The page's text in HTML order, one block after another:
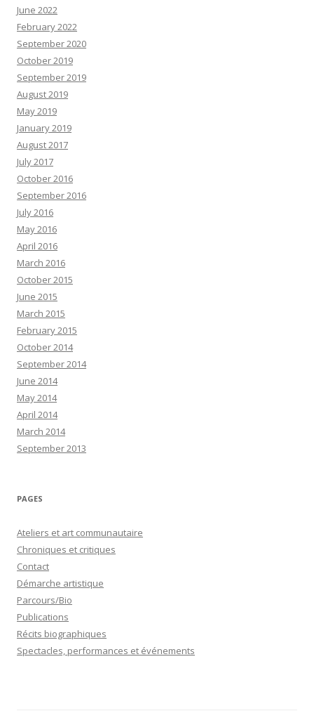
June 2022
February 2022
September 2020
October 2019
September 2019
August 2019
May 2019
January 2019
August 2017
July 2017
October 2016
September 2016
July 2016
May 2016
April 2016
March 2016
October 2015
June 2015
March 2015
February 2015
October 2014
September 2014
June 2014
May 2014
April 2014
March 2014
September 2013
PAGES
Ateliers et art communautaire
Chroniques et critiques
Contact
Démarche artistique
Parcours/Bio
Publications
Récits biographiques
Spectacles, performances et événements